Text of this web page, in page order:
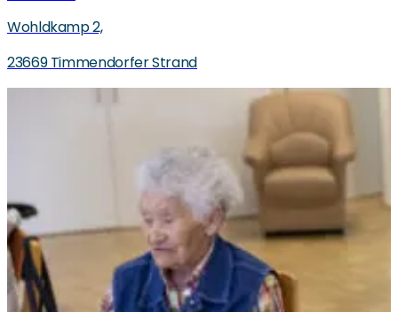
Wohldkamp 2,
23669 Timmendorfer Strand